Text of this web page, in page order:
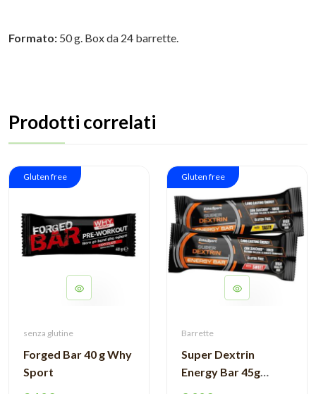
Formato: 50 g. Box da 24 barrette.
Prodotti correlati
Gluten free
senza glutine
Forged Bar 40 g Why
Sport
Gluten free
Barrette
Super Dextrin
Energy Bar 45g